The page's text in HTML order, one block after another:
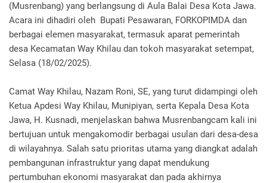
(Musrenbang) yang berlangsung di Aula Balai Desa Kota Jawa.
Acara ini dihadiri oleh Bupati Pesawaran, FORKOPIMDA dan
berbagai elemen masyarakat, termasuk aparat pemerintah
desa Kecamatan Way Khilau dan tokoh masyarakat setempat,
Selasa (18/02/2025).
Camat Way Khilau, Nazam Roni, SE, yang turut didampingi oleh
Ketua Apdesi Way Khilau, Munipiyan, serta Kepala Desa Kota
Jawa, H. Kusnadi, menjelaskan bahwa Musrenbangcam kali ini
bertujuan untuk mengakomodir berbagai usulan dari desa-desa
di wilayahnya. Salah satu prioritas utama yang diangkat adalah
pembangunan infrastruktur yang dapat mendukung
pertumbuhan ekonomi masyarakat dan pada akhirnya